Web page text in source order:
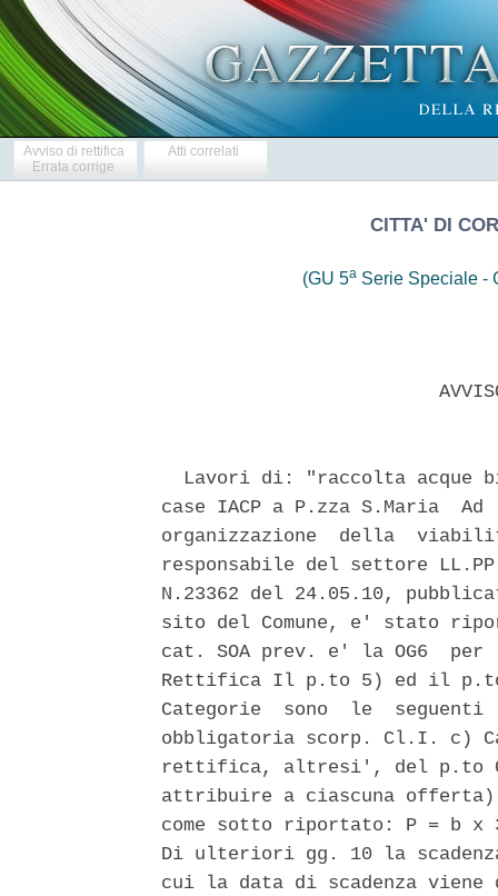
Avviso di rettifica
Errata corrige
Atti correlati
CITTA' DI
(GU 5a Serie Speciale -
Lavori di: "raccolta acque
case IACP a P.zza S.Maria
organizzazione  della
responsabile del settore
N.23362 del 24.05.10,
sito del Comune, e' stato
cat. SOA prev. e' la OG6
Rettifica Il p.to 5) ed il
Categorie  sono  le
obbligatoria scorp. Cl.I. c)
rettifica, altresi', del p.to C.
attribuire a ciascuna
come sotto riportato: P = b x
Di ulteriori gg. 10 la
cui la data di scadenza